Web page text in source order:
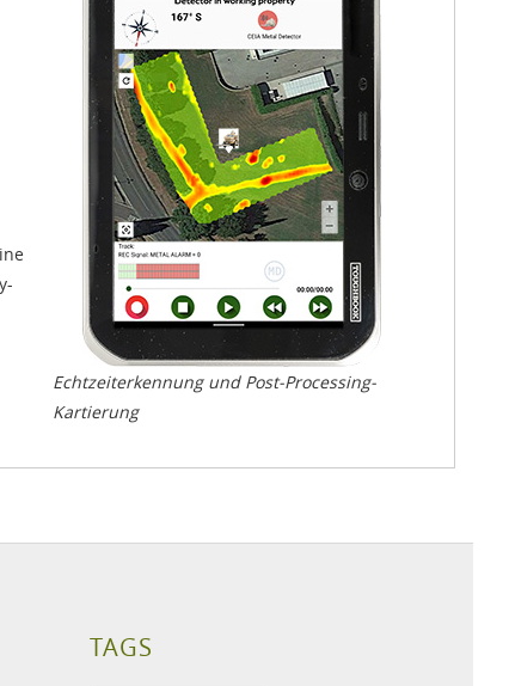
Echtzeiterkennung und Post-Processing-
Kartierung
TAGS